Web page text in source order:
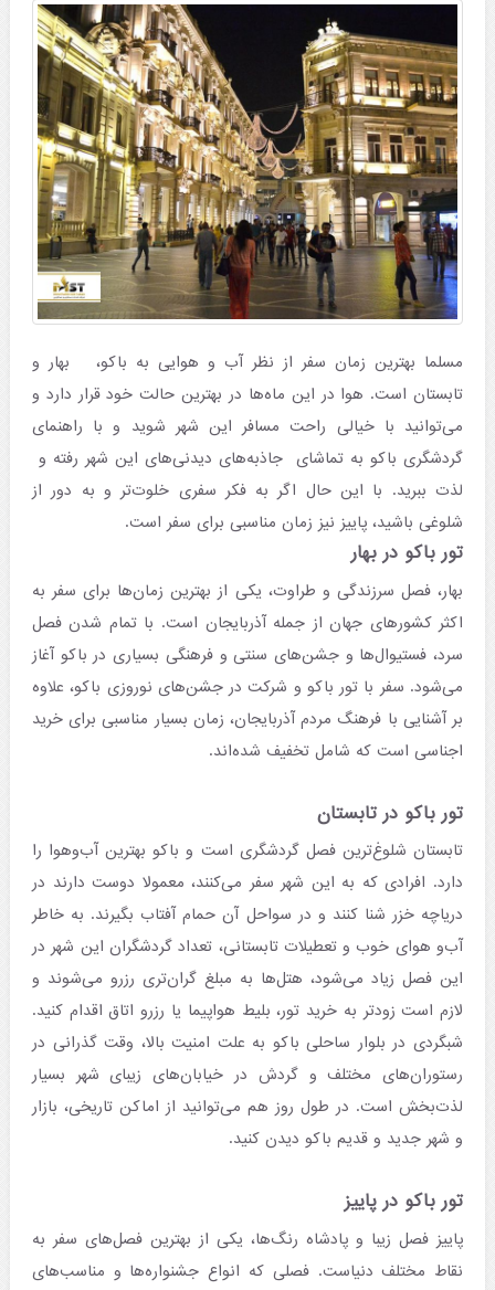
مسلما بهترین زمان سفر از نظر آب و هوایی به باکو، بهار و
تابستان است. هوا در این ماه‌ها در بهترین حالت خود قرار دارد و
می‌توانید با خیالی راحت مسافر این شهر شوید و با راهنمای
گردشگری باکو به تماشای جاذبه‌های دیدنی‌های این شهر رفته و
لذت ببرید. با این حال اگر به فکر سفری خلوت‌تر و به دور از
شلوغی باشید، پاییز نیز زمان مناسبی برای سفر است.
تور باکو در بهار
بهار، فصل سرزندگی و طراوت، یکی از بهترین زمان‌ها برای سفر به
اکثر کشورهای جهان از جمله آذربایجان است. با تمام شدن فصل
سرد، فستیوال‌ها و جشن‌های سنتی و فرهنگی بسیاری در باکو آغاز
می‌شود. سفر با تور باکو و شرکت در جشن‌های نوروزی باکو، علاوه
بر آشنایی با فرهنگ مردم آذربایجان، زمان بسیار مناسبی برای خرید
اجناسی است که شامل تخفیف شده‌اند.
تور باکو در تابستان
تابستان شلوغ‌ترین فصل گردشگری است و باکو بهترین آب‌و‌هوا را
دارد. افرادی که به این شهر سفر می‌کنند، معمولا دوست دارند در
دریاچه خزر شنا کنند و در سواحل آن حمام آفتاب بگیرند. به خاطر
آب‌و هوای خوب و تعطیلات تابستانی، تعداد گردشگران این شهر در
این فصل زیاد می‌شود، هتل‌ها به مبلغ گران‌تری رزرو می‌شوند و
لازم است زودتر به خرید تور، بلیط هواپیما یا رزرو اتاق اقدام کنید.
شبگردی در بلوار ساحلی باکو به علت امنیت بالا، وقت گذرانی در
رستوران‌های مختلف و گردش در خیابان‌های زیبای شهر بسیار
لذت‌بخش است. در طول روز هم می‌توانید از اماکن تاریخی، بازار
و شهر جدید و قدیم باکو دیدن کنید.
تور باکو در پاییز
پاییز فصل زیبا و پادشاه رنگ‌ها، یکی از بهترین فصل‌های سفر به
نقاط مختلف دنیاست. فصلی که انواع جشنواره‌ها و مناسب‌های